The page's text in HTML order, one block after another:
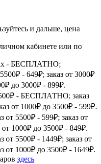
и дальше, цена
кабинете или по
- БЕСПЛАТНО;
- 649₽; заказ от 3000₽
до 3000₽ - 899₽.
- БЕСПЛАТНО; заказ
от 1000₽ до 3500₽ - 599₽.
от 5500₽ - 599₽; заказ от
1000₽ до 3500₽ - 849₽.
от 5500₽ - 1449₽; заказ от
от 1000₽ до 3500₽ - 1649₽.
здесь